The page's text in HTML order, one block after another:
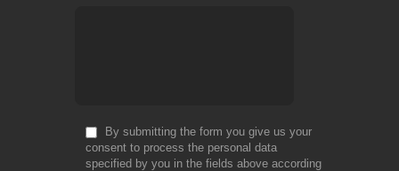
By submitting the form you give us your
consent to process the personal data
specified by you in the fields above according